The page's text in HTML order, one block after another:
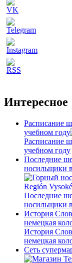
Интересное
Расписание
учебном году
Расписание
учебном году
Последние
носильщики
Последние
носильщики
История
немецкая
История
немецкая
Сеть